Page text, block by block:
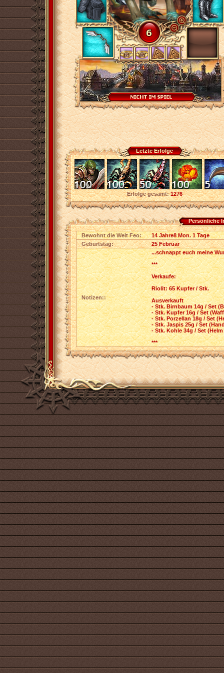
Letzte Erfolge
Erfolge gesamt: 1276
Persönliche
Bewohnt die Welt Feo:
14 Jahre8 Mon. 1 Tage
Geburtstag:
25 Februar
Notizen::
...schnappt euch meine
***
Verkaufe:
Riolit: 65 Kupfer / Stk.
Ausverkauft
- Stk. Birnbaum 14g / Set
- Stk. Kupfer 16g / Set
- Stk. Porzellan 18g / Set
- Stk. Jaspis 25g / Set
- Stk. Kohle 34g / Set
***